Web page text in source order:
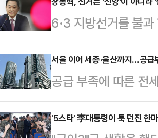
이 오세훈 국민의힘
이렇듯 창과 방패의
의 현상 유지'에 관심
데일리안과 만난
보였다. 주거·교통·
어난…
6·3 지방선거를 불
15%의 '사망선고'를
조차 더불어민주당
단칼에 거절했다. "
거 결과로 평가받겠
는 '책임'은 누구를
서울 이어 세종·울산까지…공급
공급 부족에 따른 전
리가 갖춰져 수요가
고 있다.27일 한국
'5스타' 李대통령이 툭 던진 한